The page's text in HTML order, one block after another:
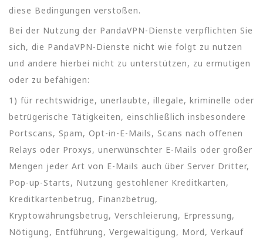
diese Bedingungen verstoßen.
Bei der Nutzung der PandaVPN-Dienste verpflichten Sie
sich, die PandaVPN-Dienste nicht wie folgt zu nutzen
und andere hierbei nicht zu unterstützen, zu ermutigen
oder zu befähigen:
1) für rechtswidrige, unerlaubte, illegale, kriminelle oder
betrügerische Tätigkeiten, einschließlich insbesondere
Portscans, Spam, Opt-in-E-Mails, Scans nach offenen
Relays oder Proxys, unerwünschter E-Mails oder großer
Mengen jeder Art von E-Mails auch über Server Dritter,
Pop-up-Starts, Nutzung gestohlener Kreditkarten,
Kreditkartenbetrug, Finanzbetrug,
Kryptowährungsbetrug, Verschleierung, Erpressung,
Nötigung, Entführung, Vergewaltigung, Mord, Verkauf